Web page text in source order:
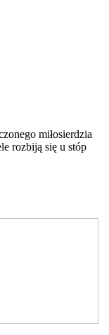
miłosierdzia
rozbiją się u stóp